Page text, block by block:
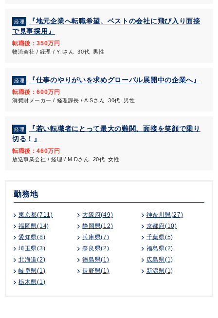
経理
『地元企業へ転職希望、ベストの会社に飛び入り面接
で見事採用』
転職後：350万円
物流会社 / 経理 / Y.Iさん 30代 男性
経理 『仕事のやりがいを求めグローバル展開中の企業へ』
転職後：600万円
消費財メーカー / 経理課長 / A.Sさん 30代 男性
経理
『若い転職者にとって最大の難関、面接を笑顔で乗り
切る！』
転職後：460万円
放送事業会社 / 経理 / M.Dさん 20代 女性
勤務地
東京都(711) 大阪府(49)
神奈川県(27)
福岡県(14)
静岡県(12)
京都府(10)
愛知県(8)
兵庫県(7)
千葉県(5)
埼玉県(3)
奈良県(2)
福島県(2)
北海道(2)
徳島県(1)
広島県(1)
岐阜県(1)
長野県(1)
新潟県(1)
栃木県(1)